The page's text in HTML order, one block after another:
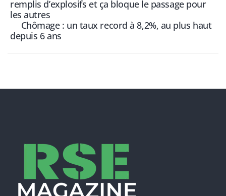
remplis d’explosifs et ça bloque le passage pour
les autres
Chômage : un taux record à 8,2%, au plus haut
depuis 6 ans